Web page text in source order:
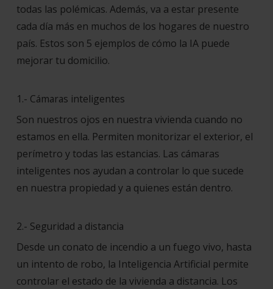
todas las polémicas. Además, va a estar presente
cada día más en muchos de los hogares de nuestro
país. Estos son 5 ejemplos de cómo la IA puede
mejorar tu domicilio.
1.- Cámaras inteligentes
Son nuestros ojos en nuestra vivienda cuando no
estamos en ella. Permiten monitorizar el exterior, el
perímetro y todas las estancias. Las cámaras
inteligentes nos ayudan a controlar lo que sucede
en nuestra propiedad y a quienes están dentro.
2.- Seguridad a distancia
Desde un conato de incendio a un fuego vivo, hasta
un intento de robo, la Inteligencia Artificial permite
controlar el estado de la vivienda a distancia. Los